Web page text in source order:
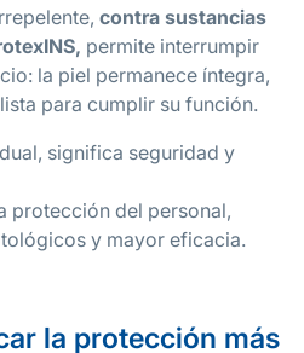
contra sustancias
permite interrumpir
la piel permanece íntegra,
para cumplir su función.
significa seguridad y
protección del personal,
y mayor eficacia.
la protección más